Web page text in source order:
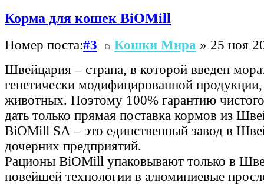
Корма для кошек BiOMill
Номер поста:#3 Кошки Мира » 25 ноя
Швейцария – страна, в которой введен
генетически модифицированной
животных. Поэтому 100% гарантию
дать только прямая поставка кормов из
BiOMill SA – это единственный завод в
дочерних предприятий.
Рационы BiOMill упаковывают только в
новейшей технологии в алюминиевые